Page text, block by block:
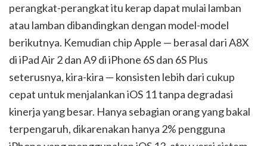
perangkat-perangkat itu kerap dapat mulai lamban
atau lamban dibandingkan dengan model-model
berikutnya. Kemudian chip Apple — berasal dari A8X
di iPad Air 2 dan A9 di iPhone 6S dan 6S Plus
seterusnya, kira-kira — konsisten lebih dari cukup
cepat untuk menjalankan iOS 11 tanpa degradasi
kinerja yang besar. Hanya sebagian orang yang bakal
terpengaruh, dikarenakan hanya 2% pengguna